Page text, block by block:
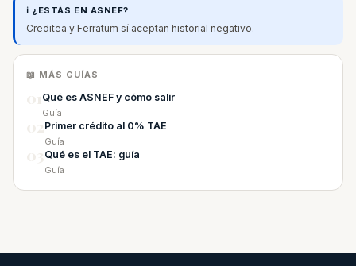
ℹ️ ¿ESTÁS EN ASNEF?
Creditea y Ferratum sí aceptan historial negativo.
📖 MÁS GUÍAS
Qué es ASNEF y cómo salir
Guía
Primer crédito al 0% TAE
Guía
Qué es el TAE: guía
Guía